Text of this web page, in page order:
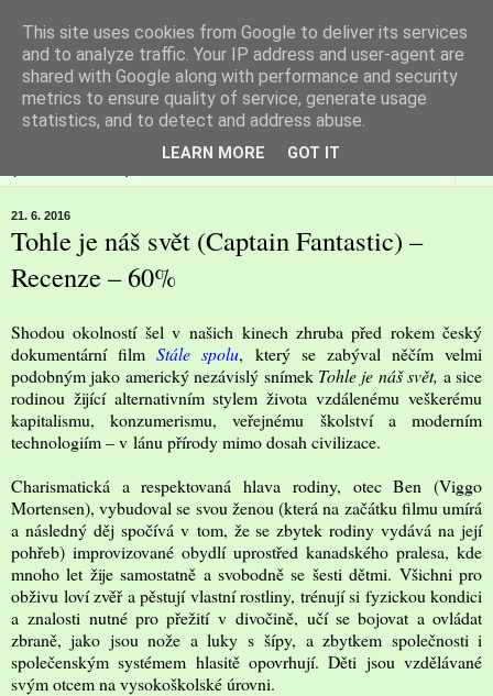
Filmspot
Recenze Honzy Vargy na filmové novinky v kinech
21. 6. 2016
Tohle je náš svět (Captain Fantastic) –
Recenze – 60%
Shodou okolností šel v našich kinech zhruba před rokem český
dokumentární filmStále spolu, který se zabýval něčím velmi
podobným jako americký nezávislý snímek Tohle je náš svět, a sice
rodinou žijící alternativním stylem života vzdálenému veškerému
kapitalismu, konzumerismu, veřejnému školství a moderním
technologiím – v lánu přírody mimo dosah civilizace.
Charismatická a respektovaná hlava rodiny, otec Ben (Viggo
Mortensen), vybudoval se svou ženou (která na začátku filmu umírá
a následný děj spočívá v tom, že se zbytek rodiny vydává na její
pohřeb) improvizované obydlí uprostřed kanadského pralesa, kde
mnoho let žije samostatně a svobodně se šesti dětmi. Všichni pro
obživu loví zvěř a pěstují vlastní rostliny, trénují si fyzickou kondici
a znalosti nutné pro přežití v divočině, učí se bojovat a ovládat
zbraně, jako jsou nože a luky s šípy, a zbytkem společnosti i
společenským systémem hlasitě opovrhují. Děti jsou vzdělávané
svým otcem na vysokoškolské úrovni.
This site uses cookies from Google to deliver its services
and to analyze traffic. Your IP address and user-agent are
shared with Google along with performance and security
metrics to ensure quality of service, generate usage
statistics, and to detect and address abuse.
LEARN MORE GOT IT